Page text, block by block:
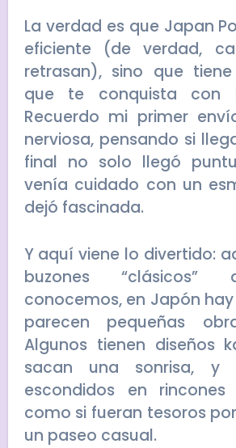
La verdad es que Japan
eficiente (de verdad,
retrasan), sino que
que te conquista con
Recuerdo mi primer
nerviosa, pensando si
final no solo llegó
venía cuidado con un
dejó fascinada.
Y aquí viene lo divertido:
buzones “clásicos”
conocemos, en Japón
parecen pequeñas
Algunos tienen diseños
sacan una sonrisa, y
escondidos en rincones
como si fueran tesoros
un paseo casual.